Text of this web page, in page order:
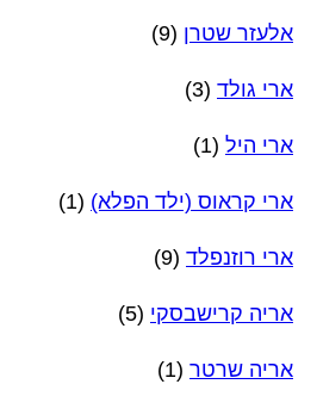
אלעזר שטרן (9)
ארי גולד (3)
ארי היל (1)
ארי קראוס (ילד הפלא) (1)
ארי רוזנפלד (9)
אריה קרישבסקי (5)
אריה שרטר (1)